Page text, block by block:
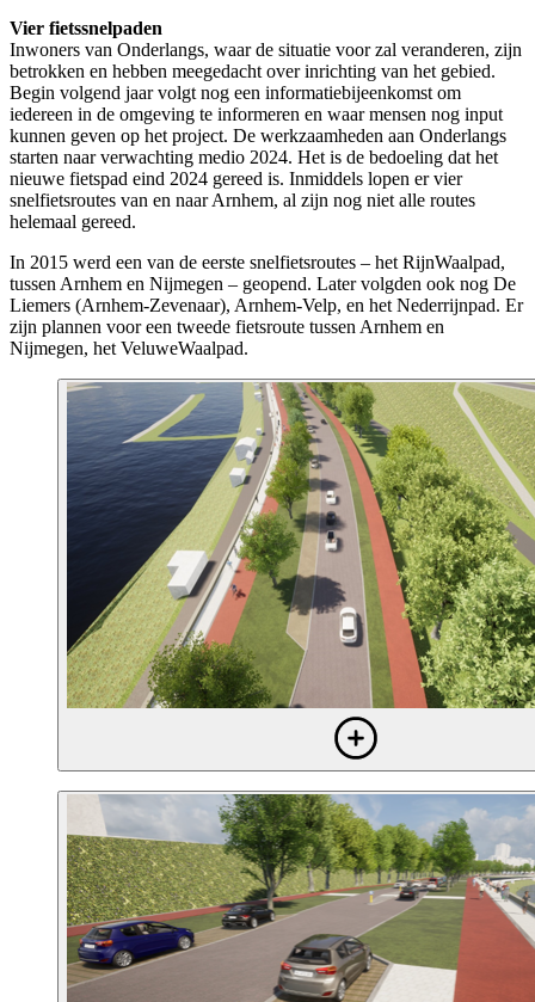
Vier fietssnelpaden
Inwoners van Onderlangs, waar de situatie voor zal veranderen, zijn
betrokken en hebben meegedacht over inrichting van het gebied.
Begin volgend jaar volgt nog een informatiebijeenkomst om
iedereen in de omgeving te informeren en waar mensen nog input
kunnen geven op het project. De werkzaamheden aan Onderlangs
starten naar verwachting medio 2024. Het is de bedoeling dat het
nieuwe fietspad eind 2024 gereed is. Inmiddels lopen er vier
snelfietsroutes van en naar Arnhem, al zijn nog niet alle routes
helemaal gereed.
In 2015 werd een van de eerste snelfietsroutes – het RijnWaalpad,
tussen Arnhem en Nijmegen – geopend. Later volgden ook nog De
Liemers (Arnhem-Zevenaar), Arnhem-Velp, en het Nederrijnpad. Er
zijn plannen voor een tweede fietsroute tussen Arnhem en
Nijmegen, het VeluweWaalpad.